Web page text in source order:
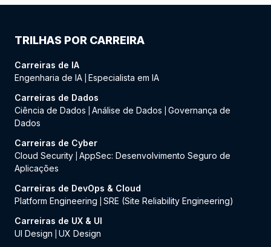
TRILHAS POR CARREIRA
Carreiras de IA
Engenharia de IA Especialista em IA
Carreiras de Dados
Ciência de Dados
Análise de Dados
Governança de
Dados
Carreiras de Cyber
Cloud Security AppSec: Desenvolvimento Seguro de
Aplicações
Carreiras de DevOps & Cloud
Platform Engineering
SRE (Site Reliability Engineering)
Carreiras de UX & UI
UI Design
UX Design